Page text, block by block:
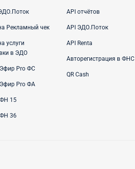
Рекламный чек
услуги
в ЭДО
Pro ФС
Pro ФА
15
36
API отчётов
API ЭДО.Поток
API Renta
Авторегистрация в ФНС
QR Cash